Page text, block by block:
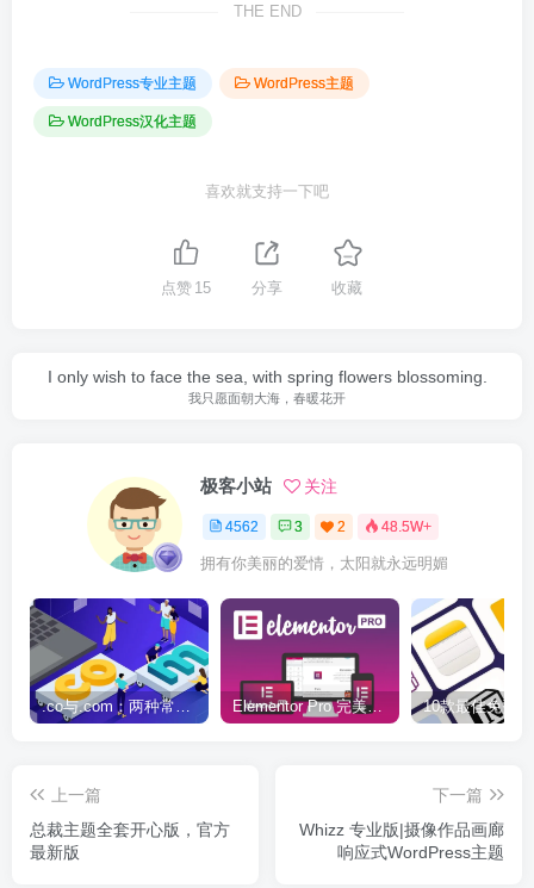
THE END
WordPress专业主题 WordPress主题
WordPress汉化主题
喜欢就支持一下吧
点赞 15 分享 收藏
I only wish to face the sea, with spring flowers blossoming.
我只愿面朝大海，春暖花开
极客小站 关注
4562 3 2 48.5W+
拥有你美丽的爱情，太阳就永远明媚
.co与.com：两种常用域名后缀名完全指南 Elementor Pro 完美汉化中文版（含全套模板）|可视化编辑页面自定义设计WordPress插件
上一篇
总裁主题全套开心版，官方
最新版
下一篇
Whizz 专业版|摄像作品画廊
响应式WordPress主题